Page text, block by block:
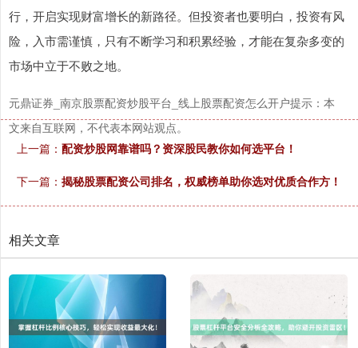
行，开启实现财富增长的新路径。但投资者也要明白，投资有风
险，入市需谨慎，只有不断学习和积累经验，才能在复杂多变的
市场中立于不败之地。
元鼎证券_南京股票配资炒股平台_线上股票配资怎么开户提示：本
文来自互联网，不代表本网站观点。
上一篇： 配资炒股网靠谱吗？资深股民教你如何选平台！
下一篇： 揭秘股票配资公司排名，权威榜单助你选对优质合作方！
相关文章
沪深300 4694.44
北证50 +11.37